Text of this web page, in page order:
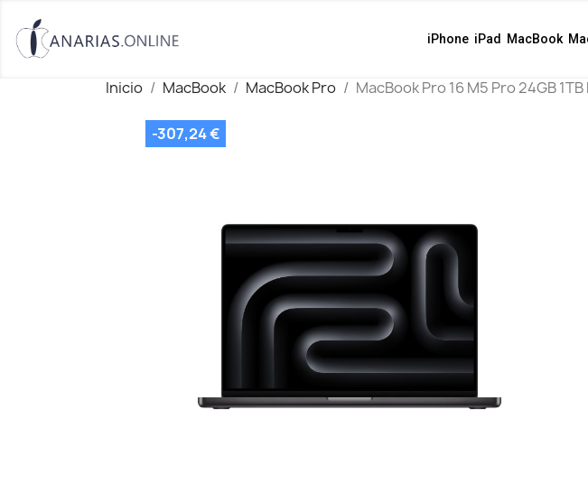
iPhone iPad MacBook
Inicio MacBook MacBook Pro MacBook Pro 16 M5 Pro 24GB
-307,24 €